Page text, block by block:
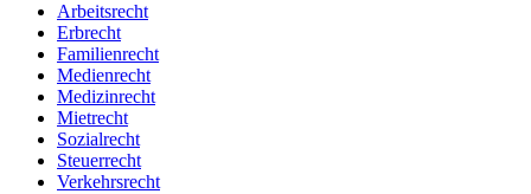
Arbeitsrecht
Erbrecht
Familienrecht
Medienrecht
Medizinrecht
Mietrecht
Sozialrecht
Steuerrecht
Verkehrsrecht